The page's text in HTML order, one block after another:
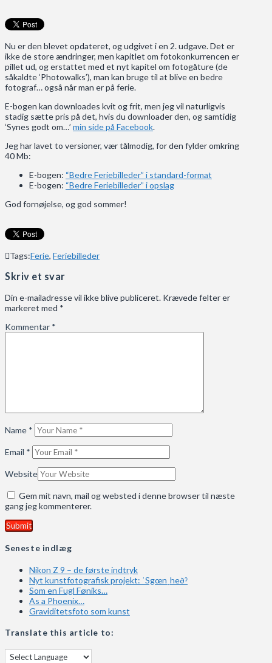
Nu er den blevet opdateret, og udgivet i en 2. udgave. Det er
ikke de store ændringer, men kapitlet om fotokonkurrencen er
pillet ud, og erstattet med et nyt kapitel om fotogåture (de
såkaldte ‘Photowalks’), man kan bruge til at blive en bedre
fotograf… også når man er på ferie.
E-bogen kan downloades kvit og frit, men jeg vil naturligvis
stadig sætte pris på det, hvis du downloader den, og samtidig
‘Synes godt om…’ min side på Facebook.
Jeg har lavet to versioner, vær tålmodig, for den fylder omkring
40 Mb:
E-bogen: “Bedre Feriebilleder” i standard-format
E-bogen: “Bedre Feriebilleder” i opslag
God fornøjelse, og god sommer!
Tags:Ferie, Feriebilleder
Skriv et svar
Din e-mailadresse vil ikke blive publiceret. Krævede felter er
markeret med *
Kommentar *
Name *
Email *
Website
Gem mit navn, mail og websted i denne browser til næste
gang jeg kommenterer.
Seneste indlæg
Nikon Z 9 – de første indtryk
Nyt kunstfotografisk projekt: ˈSgœnˌheðˀ
Som en Fugl Føniks…
As a Phoenix…
Graviditetsfoto som kunst
Translate this article to: